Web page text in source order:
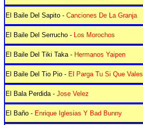
El Baile Del Sapito - Canciones De La Granja
El Baile Del Serrucho - Los Morochos
El Baile Del Tiki Taka - Hermanos Yaipen
El Baile Del Tio Pio - El Parga Tu Si Que Vales
El Bala Perdida - Jose Velez
El Baño - Enrique Iglesias Y Bad Bunny